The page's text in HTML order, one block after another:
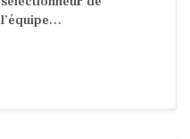
l’équipe…